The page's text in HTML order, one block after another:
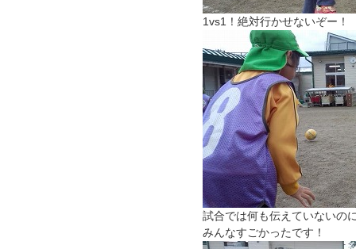
1vs1！絶対行かせないぞー！
試合では何も伝えていないの
みんなすごかったです！